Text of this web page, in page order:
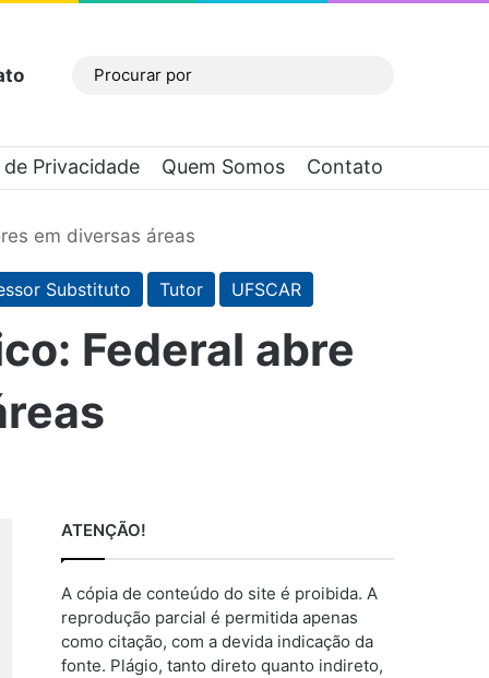
Barra Lateral
Privacidade Quem Somos Contato
em diversas áreas
Substituto Tutor UFSCAR
Federal abre
ATENÇÃO!
A cópia de conteúdo do site é proibida. A
reprodução parcial é permitida apenas
como citação, com a devida indicação da
fonte. Plágio, tanto direto quanto indireto,